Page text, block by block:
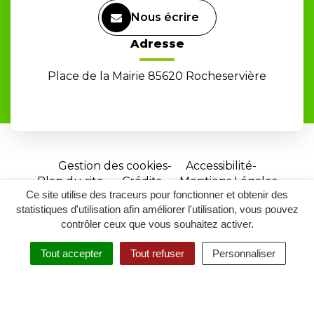
Ce site utilise des traceurs pour fonctionner et obtenir des
statistiques d'utilisation afin améliorer l'utilisation, vous pouvez
contrôler ceux que vous souhaitez activer.
Tout accepter Tout refuser Personnaliser
RECHERCHER
ACCESSIBILITÉ
Nous écrire
Adresse
Place de la Mairie 85620 Rocheservière
Gestion des cookies
Accessibilité
Plan du site
Crédits
Mentions Légales
Site
réalisé
par
Inovagora